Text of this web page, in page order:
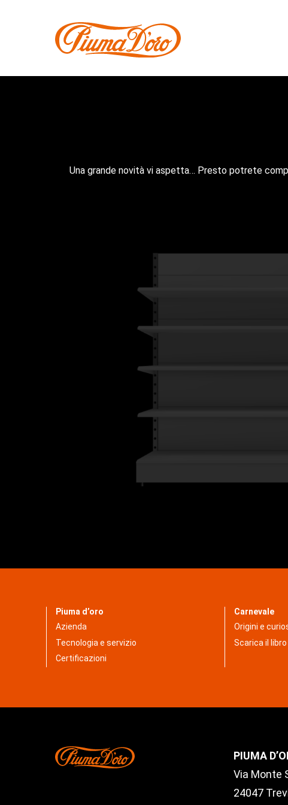
Una grande novità vi aspetta… Presto potrete
Piuma d’oro
Azienda
Tecnologia e servizio
Certificazioni
Carnevale
Origini e
Scarica il libro
PIUMA
Via Monte
24047